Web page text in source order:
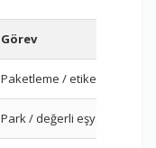
Görev
Paketleme / etiketleme
Park / değerli eşyalar